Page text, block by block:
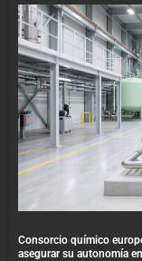
Consorcio químico
asegurar su autonomía